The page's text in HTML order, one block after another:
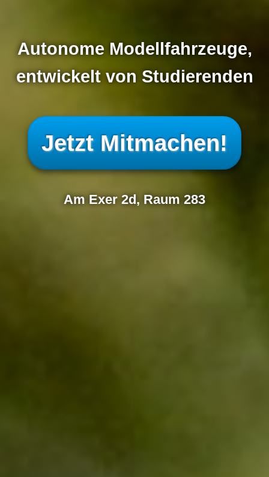
Autonome Modellfahrzeuge,
entwickelt von Studierenden
Jetzt Mitmachen!
Am Exer 2d, Raum 283